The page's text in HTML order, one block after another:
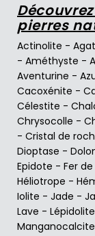
pierres
Actinolite -
- Améthyste -
Aventurine -
Cacoxénite -
Célestite -
Chrysocolle -
- Cristal de
Dioptase -
Epidote - Fer
Héliotrope -
Iolite - Jade -
Lave - Lépidolite
Manganocalcite